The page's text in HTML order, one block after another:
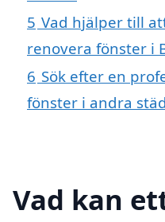
5 Vad hjälper till
renovera fönster i
6 Sök efter en
fönster i andra
Vad kan